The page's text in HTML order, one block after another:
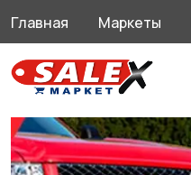
Главная Маркеты